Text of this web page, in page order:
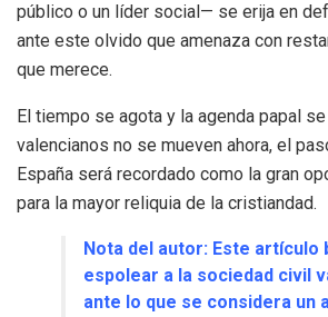
público o un líder social— se erija en
ante este olvido que amenaza con
que merece.
El tiempo se agota y la agenda papal
valencianos no se mueven ahora, el
España será recordado como la gran
para la mayor reliquia de la cristiandad.
Nota del autor: Este artículo
espolear a la sociedad civil
ante lo que se considera un